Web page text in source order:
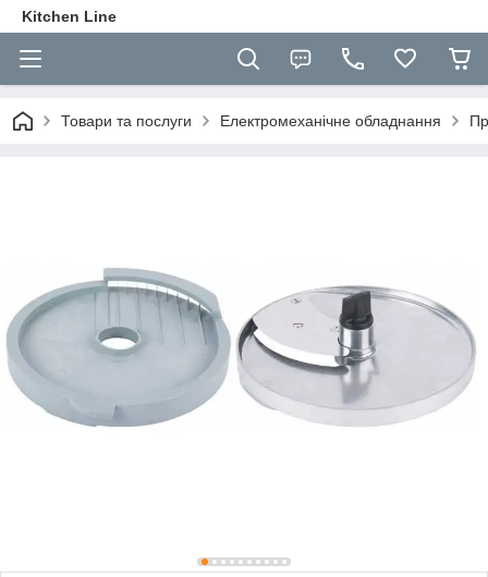
Kitchen Line
Товари та послуги Електромеханічне обладнання